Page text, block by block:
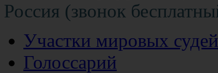
Россия (звонок
Участки мировых судей
Голоссарий